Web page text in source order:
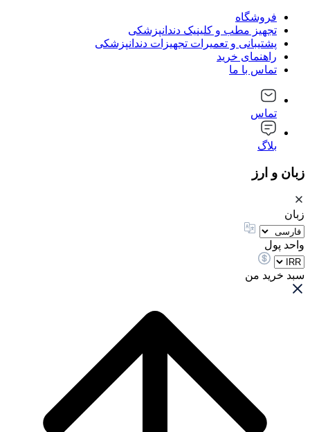
فروشگاه
تجهیز مطب و کلینیک دندانپزشکی
پشتیبانی و تعمیرات تجهیزات دندانپزشکی
راهنمای خرید
تماس با ما
تماس
بلاگ
زبان و ارز
زبان
واحد پول
سبد خرید من